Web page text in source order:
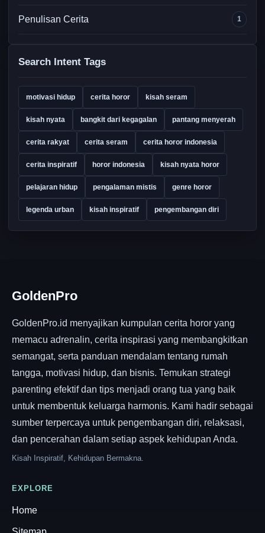
Penulisan Cerita 1
Search Intent Tags
motivasi hidup cerita horor kisah seram
kisah nyata bangkit dari kegagalan pantang menyerah
cerita rakyat cerita seram cerita horor indonesia
cerita inspiratif horor indonesia kisah nyata horor
pelajaran hidup pengalaman mistis genre horor
legenda urban kisah inspiratif pengembangan diri
GoldenPro
GoldenPro.id menyajikan kumpulan cerita horor yang
memacu adrenalin, cerita inspirasi yang membangkitkan
semangat, serta panduan mendalam tentang rumah
tangga, motivasi hidup, dan bisnis. Temukan strategi
parenting efektif dan tips menjadi orang tua yang baik
untuk membentuk keluarga harmonis. Kami hadir sebagai
sumber terpercaya untuk pengembangan diri, relaksasi,
dan pencerahan dalam setiap aspek kehidupan Anda.
Kisah Inspiratif, Kehidupan Bermakna.
EXPLORE
Home